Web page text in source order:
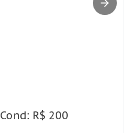
Cond: R$ 200